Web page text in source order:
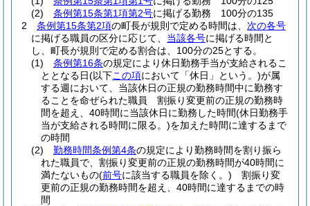
(2)
条例第15条第1項第2号に掲げる勤務 100分の135
2
条例第15条第2項の町長が規則で定める時間は、 次の各号
に掲げる職員の区分に応じて、 当該各号に掲げる時間と
し、町長が規則で定める割合は、100分の25とする。
(1)
条例第16条の規定により休日勤務手当が支給されるこ
ととなる日(以下この項において「休日」という。)が属
する週において、当該休日の正規の勤務時間中に勤務す
ることを命ぜられた職員 割振り変更前の正規の勤務時
間を超え、40時間に当該休日に勤務した時間(休日勤務手
当が支給される時間に限る。)を加えた時間に達するまで
の時間
(2)
勤務時間条例第4条の規定により勤務時間を割り振ら
れた職員で、割振り変更前の正規の勤務時間が40時間に
満たないもの(前号に該当する職員を除く。) 割振り変
更前の正規の勤務時間を超え、40時間に達するまでの時
間